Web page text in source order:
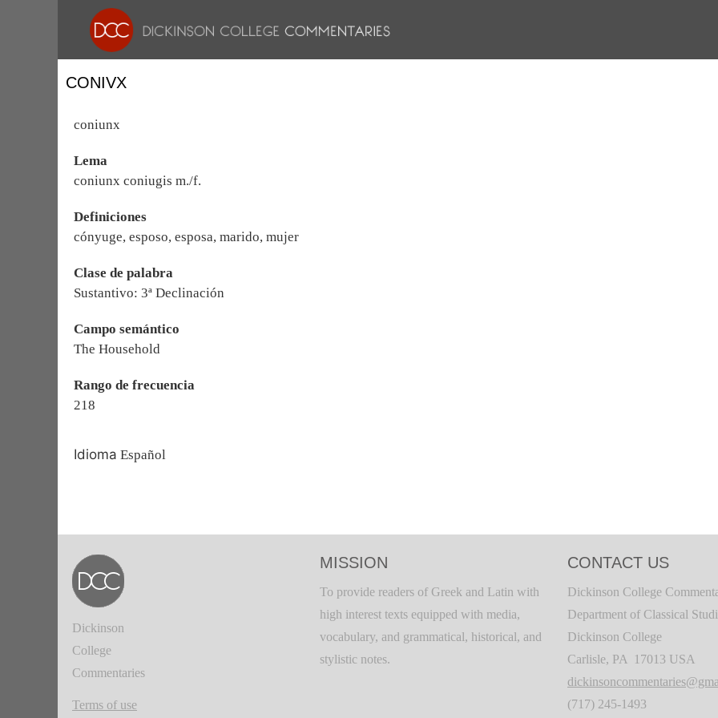
CONIVX
coniunx
Lema
coniunx coniugis m./f.
Definiciones
cónyuge, esposo, esposa, marido, mujer
Clase de palabra
Sustantivo: 3ª Declinación
Campo semántico
The Household
Rango de frecuencia
218
Idioma Español
Dickinson
College
Commentaries
Terms of use
MISSION
To provide readers of Greek and Latin with
high interest texts equipped with media,
vocabulary, and grammatical, historical, and
stylistic notes.
CONTACT US
Dickinson College
Department of Classical
Dickinson College
Carlisle, PA 17013 USA
(717) 245-1493